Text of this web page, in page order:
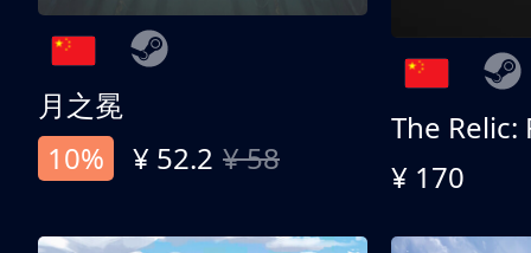
月之冕
10%
¥ 52.2 ¥ 58
The
¥ 170